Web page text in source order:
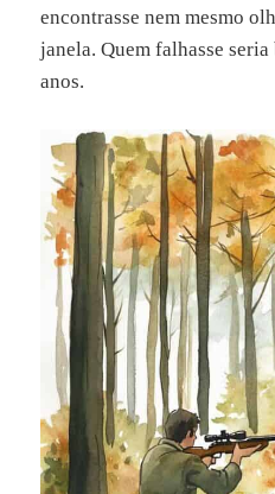
encontrasse nem mesmo
janela. Quem falhasse
anos.